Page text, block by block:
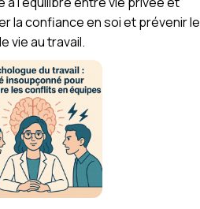
la confiance en soi et prévenir le
vie au travail.